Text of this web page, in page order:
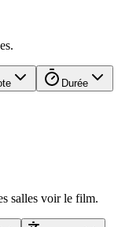
Durée
salles voir le film.